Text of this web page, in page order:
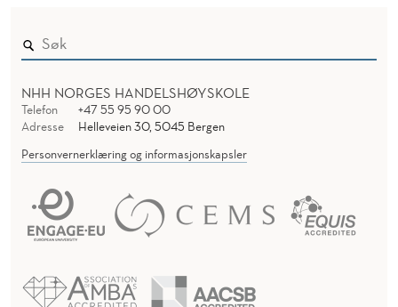
NHH NORGES HANDELSHØYSKOLE
Telefon
+47 55 95 90 00
Adresse
Helleveien 30, 5045 Bergen
Personvernerklæring og informasjonskapsler